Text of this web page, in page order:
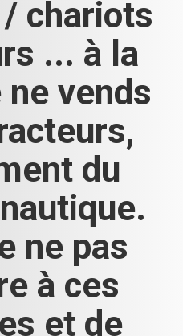
chariots
... à la
vends
du
ne pas
à ces
et de